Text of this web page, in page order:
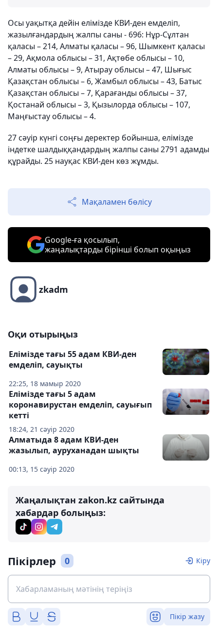
Осы уақытқа дейін елімізде КВИ-ден емделіп,
жазылғандардың жалпы саны - 696: Нұр-Сұлтан
қаласы – 214, Алматы қаласы – 96, Шымкент қаласы
– 29, Ақмола облысы – 31, Ақтөбе облысы – 10,
Алматы облысы – 9, Атырау облысы – 47, Шығыс
Қазақстан облысы – 6, Жамбыл облысы – 43, Батыс
Қазақстан облысы – 7, Қарағанды облысы – 37,
Қостанай облысы – 3, Қызылорда облысы – 107,
Маңғыстау облысы – 4.
27 сәуір күнгі соңғы деректер бойынша, елімізде
індетке шалдыққандардың жалпы саны 2791 адамды
құрайды. 25 науқас КВИ-ден көз жұмды.
Мақаламен бөлісу
Google-ға қосылып,
жаңалықтарды бірінші болып оқыңыз
zkadm
Оқи отырыңыз
22:25, 18 мамыр 2020
Елімізде тағы 55 адам КВИ-ден
емделіп, сауықты
18:24, 21 сәуір 2020
Елімізде тағы 5 адам
коронавирустан емделіп, сауығып
кетті
00:13, 15 сәуір 2020
Алматыда 8 адам КВИ-ден
жазылып, ауруханадан шықты
Жаңалықтан zakon.kz сайтында
хабардар болыңыз:
Пікірлер 0 Кіру
Пікір жазу